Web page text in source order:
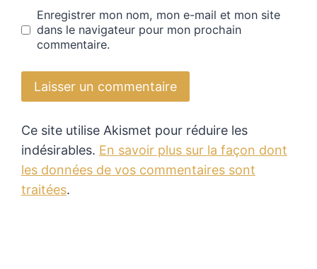
Enregistrer mon nom, mon e-mail et mon site
dans le navigateur pour mon prochain
commentaire.
Ce site utilise Akismet pour réduire les
indésirables. En savoir plus sur la façon dont
les données de vos commentaires sont
traitées.